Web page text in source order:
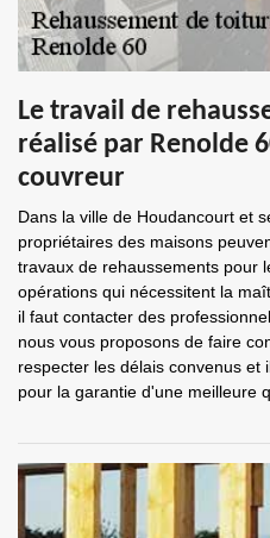
Le travail de
réalisé par Renolde
couvreur
Dans la ville de Houdancourt et
propriétaires des maisons
travaux de rehaussements pour
opérations qui nécessitent la
il faut contacter des
nous vous proposons de faire
respecter les délais convenus et
pour la garantie d'une meilleure